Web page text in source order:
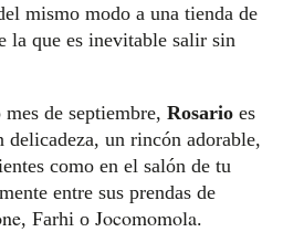
mismo modo a una tienda de
la que es inevitable salir sin
de septiembre, Rosario es
delicadeza, un rincón adorable,
como en el salón de tu
entre sus prendas de
, Farhi o Jocomomola.